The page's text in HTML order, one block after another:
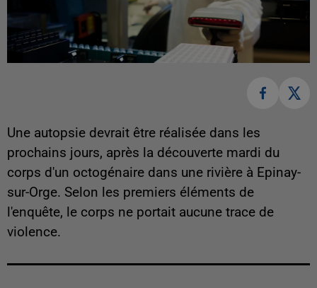
Une autopsie devrait être réalisée dans les
prochains jours, après la découverte mardi du
corps d'un octogénaire dans une rivière à Epinay-
sur-Orge. Selon les premiers éléments de
l'enquête, le corps ne portait aucune trace de
violence.